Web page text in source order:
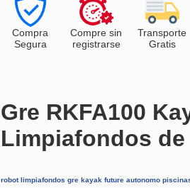
Compra
Segura
Compre sin
registrarse
Transporte
Gratis
Gre RKFA100
Limpiafondos de
robot limpiafondos gre kayak future autonomo